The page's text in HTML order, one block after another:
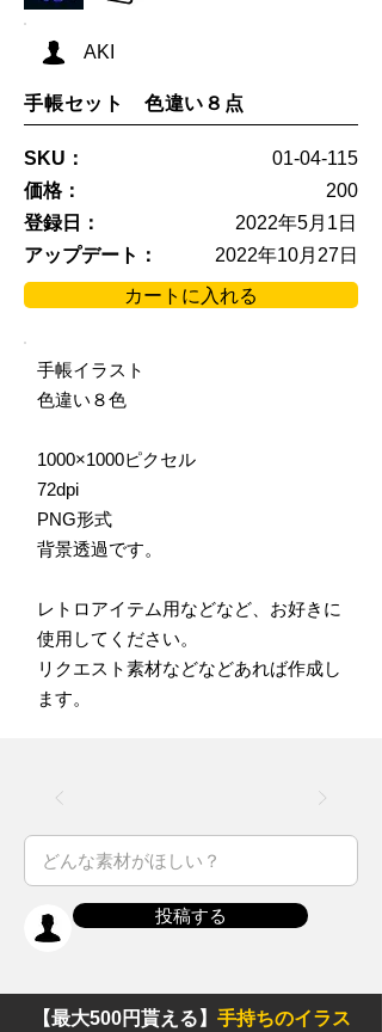
AKI
手帳セット 色違い８点
SKU：
01-04-115
価格：
200
登録日：
2022年5月1日
アップデート：
2022年10月27日
カートに入れる
手帳イラスト
色違い８色
1000×1000ピクセル
72dpi
PNG形式
背景透過です。
レトロアイテム用などなど、お好きに
使用してください。
リクエスト素材などなどあれば作成し
ます。
投稿する
【最大500円貰える】 手持ちのイラス